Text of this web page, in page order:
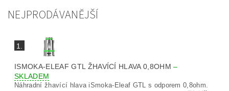
NEJPRODÁVANĚJŠÍ
1.
ISMOKA-ELEAF GTL ŽHAVÍCÍ HLAVA 0,8OHM–
SKLADEM
Náhradní žhavící hlava iSmoka-Eleaf GTL s odporem 0,8ohm.